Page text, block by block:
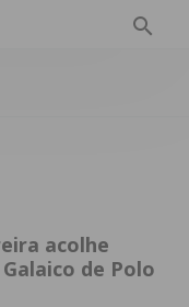
acolhe
de Polo